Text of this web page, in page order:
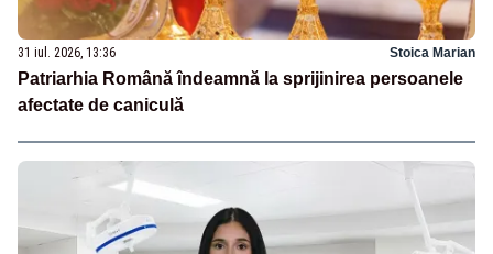
31 iul. 2026, 13:36 Stoica Marian
Patriarhia Română îndeamnă la sprijinirea persoanele
afectate de caniculă